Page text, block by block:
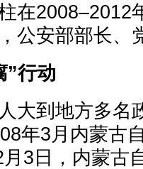
在2008–2012
公安部部长、
”行动
大到地方多名
年3月内蒙古
3日，内蒙古